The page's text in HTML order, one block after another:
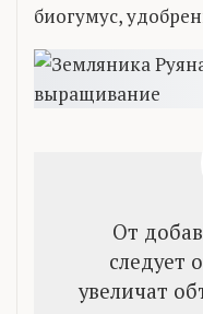
биогумус,
От
следует
увеличат